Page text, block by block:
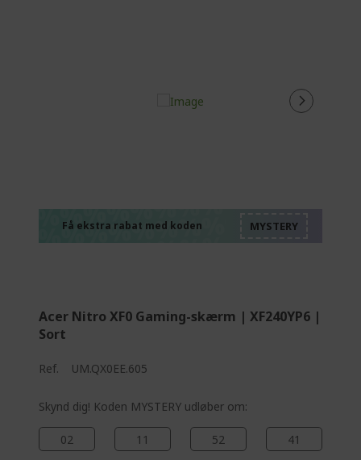
Få ekstra rabat med koden
Acer Nitro XF0 Gaming-skærm | XF240YP6 |
Sort
Ref. UM.QX0EE.605
Skynd dig! Koden MYSTERY udløber om:
02 11 52 40